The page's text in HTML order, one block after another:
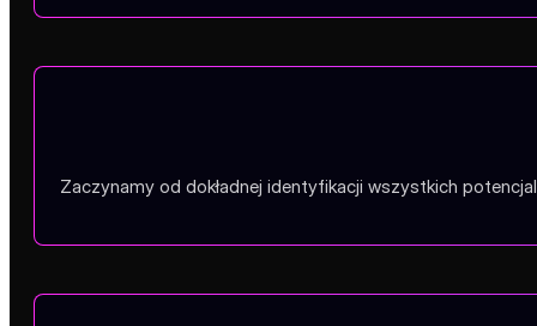
Zaczynamy od dokładnej identyfikacji wszystkich